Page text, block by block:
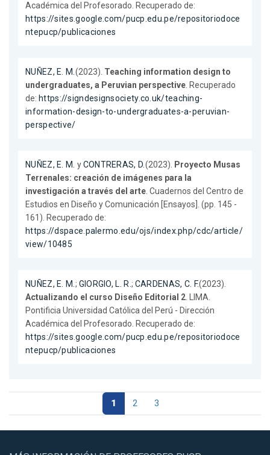
Académica del Profesorado. Recuperado de:
https://sites.google.com/pucp.edu.pe/repositoriodoce
ntepucp/publicaciones
NUÑEZ, E. M.(2023). Teaching information design to
undergraduates, a Peruvian perspective. Recuperado
de: https://signdesignsociety.co.uk/teaching-
information-design-to-undergraduates-a-peruvian-
perspective/
NUÑEZ, E. M. yCONTRERAS, D.(2023). Proyecto Musas
Terrenales: creación de imágenes para la
investigación a través del arte. Cuadernos del Centro de
Estudios en Diseño y Comunicación [Ensayos]. (pp. 145 -
161). Recuperado de:
https://dspace.palermo.edu/ojs/index.php/cdc/article/
view/10485
NUÑEZ, E. M.; GIORGIO, L. R.; CARDENAS, C. F.(2023).
Actualizando el curso Diseño Editorial 2. LIMA.
Pontificia Universidad Católica del Perú - Dirección
Académica del Profesorado. Recuperado de:
https://sites.google.com/pucp.edu.pe/repositoriodoce
ntepucp/publicaciones
1 2 3